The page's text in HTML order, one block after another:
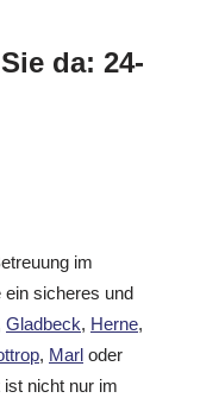
da: 24-
im
ein sicheres und
Gladbeck, Herne,
, Marl oder
nicht nur im